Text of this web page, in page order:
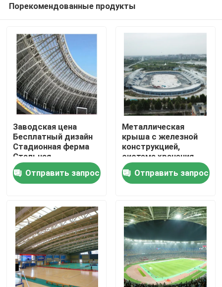
Дом
Продукты
О нас
Путешествие фабрики
Проверка качества
Порекомендованные продукты
Заводская цена
Бесплатный дизайн
Стадионная ферма
Стальная
конструкция
Большой пролет ISO
GB
Отправить запрос
Металлическая
крыша с железной
конструкцией,
система хранения
угля,
автоматические
сварочные машины
Отправить запрос